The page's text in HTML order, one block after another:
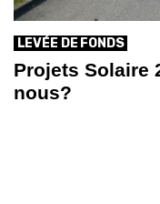
LEVÉE DE FONDS
Projets Solaire
nous?